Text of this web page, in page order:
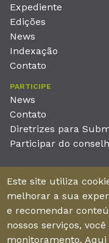
Expediente
Edições
News
Indexação
Contato
PARTICIPE
News
Contato
Diretrizes para
Participar do
Unieducar Inteligência
CNPJ: 05.569.970/
Av. Desembargador
Aldeota
Este site utiliza
melhorar a sua
e recomendar
nossos serviços,
monitoramento. Aqui